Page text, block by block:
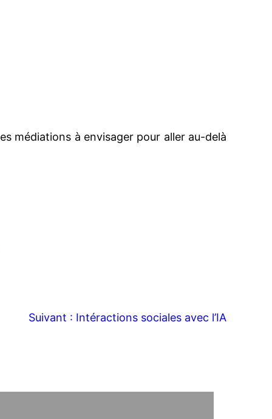
médiations à envisager pour aller au-delà
Suivant : Intéractions sociales avec l’IA